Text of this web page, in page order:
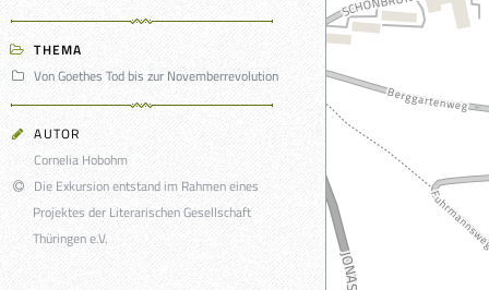
THEMA
Von Goethes Tod bis zur Novemberrevolution
AUTOR
Cornelia Hobohm
Die Exkursion entstand im Rahmen eines
Projektes der Literarischen Gesellschaft
Thüringen e.V.